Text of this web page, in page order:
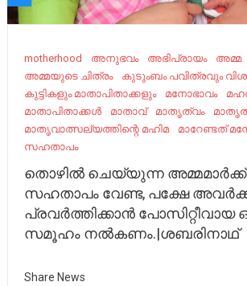
motherhood അനുഭവം അഭിപ്രായം
അമ്മ
അമ്മയുടെ ചിത്രം
കുടുംബം പവിത്രവും
കുട്ടികളും മാതാപിതാക്കളും
മനോഭാവം
മാതാപിതാക്കൾ
മാതാവ് മാതൃത്വം
മാതൃവാത്സല്യത്തിന്റെ മഹിമ
മാറേണ്ടത്
സഹതാപം
തൊഴിൽ ചെയ്യുന്ന
സഹതാപം വേണ്ട, പക്ഷേ
പ്രവർത്തിക്കാൻ
സമൂഹം നൽകണം.|ശബരിനാഥ്
Share News